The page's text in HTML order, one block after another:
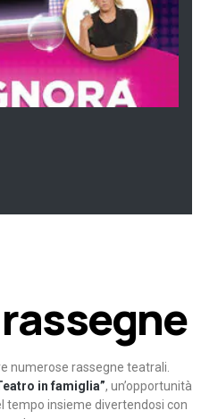
numerose rassegne teatrali.
in famiglia”, un’opportunità
tempo insieme divertendosi con